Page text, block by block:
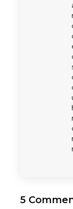
5